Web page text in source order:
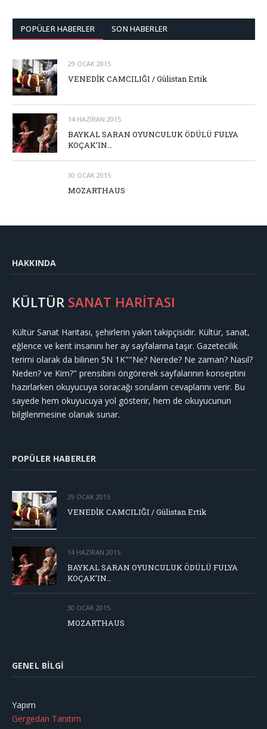
POPÜLER HABERLER SON HABERLER
29 OCAK 2015
VENEDİK CAMCILIĞI / Gülistan Ertik
14 HAZIRAN 2015
BAYKAL SARAN OYUNCULUK ÖDÜLÜ FULYA
KOÇAK’IN…
30 OCAK 2015
MOZARTHAUS
HAKKINDA
KÜLTÜR SANAT HARİTASI
Kültür Sanat Haritası, şehirlerin yakın takipçisidir. Kültür, sanat,
eğlence ve kent insanını her ay sayfalarına taşır. Gazetecilik
terimi olarak da bilinen 5N 1K""Ne? Nerede? Ne zaman? Nasıl?
Neden? ve Kim?" prensibini öngörerek sayfalarının konseptini
hazırlarken okuyucuya soracağı soruların cevaplarını verir. Bu
sayede hem okuyucuya yol gösterir, hem de okuyucunun
bilgilenmesine olanak sunar.
POPÜLER HABERLER
29 OCAK 2015
VENEDİK CAMCILIĞI / Gülistan Ertik
14 HAZIRAN 2015
BAYKAL SARAN OYUNCULUK ÖDÜLÜ FULYA
KOÇAK’IN…
30 OCAK 2015
MOZARTHAUS
GENEL BILGI
Yapım
Gergedan Tanıtım